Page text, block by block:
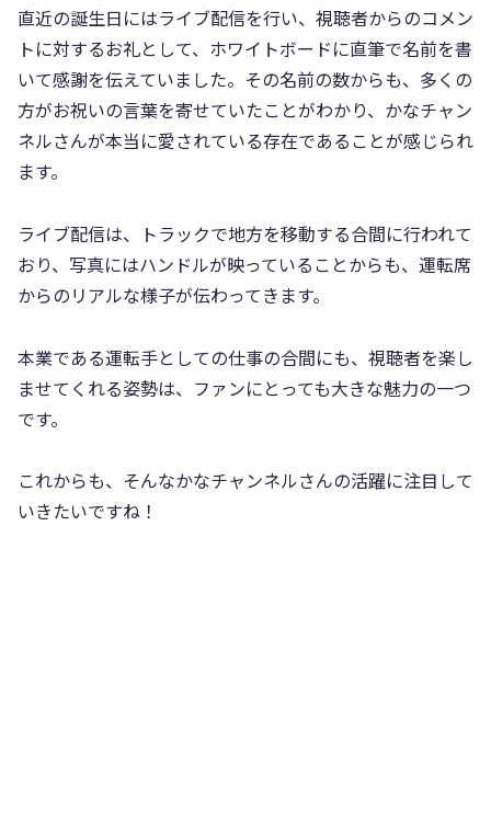
直近の誕生日にはライブ配信を行い、視聴者からのコメン
トに対するお礼として、ホワイトボードに直筆で名前を書
いて感謝を伝えていました。その名前の数からも、多くの
方がお祝いの言葉を寄せていたことがわかり、かなチャン
ネルさんが本当に愛されている存在であることが感じられ
ます。
ライブ配信は、トラックで地方を移動する合間に行われて
おり、写真にはハンドルが映っていることからも、運転席
からのリアルな様子が伝わってきます。
本業である運転手としての仕事の合間にも、視聴者を楽し
ませてくれる姿勢は、ファンにとっても大きな魅力の一つ
です。
これからも、そんなかなチャンネルさんの活躍に注目して
いきたいですね！